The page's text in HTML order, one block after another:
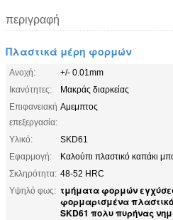
περιγραφή
Πλαστικά μέρη φορμών
Ανοχή:
+/- 0.01mm
Ικανότητες:
Μακράς διαρκείας
Επιφανειακή
επεξεργασία:
Αμεμπτος
Υλικό:
SKD61
Εφαρμογή:
Καλούπι πλαστικό καπάκι
Σκληρότητα: 48-52 HRC
Υψηλό φως: τμήματα φορμών
φορμαρισμένα
SKD61 πολυ πυρήνας